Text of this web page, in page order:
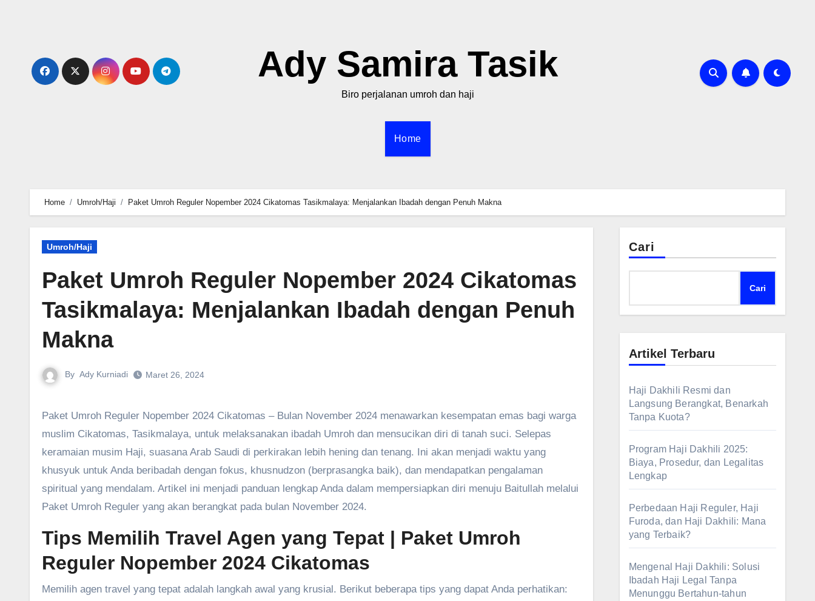
Ady Samira Tasik
Biro perjalanan umroh dan haji
Home
Home Umroh/Haji Paket Umroh Reguler Nopember 2024 Cikatomas Tasikmalaya: Menjalankan Ibadah dengan Penuh Makna
Umroh/Haji
Paket Umroh Reguler Nopember 2024 Cikatomas
Tasikmalaya: Menjalankan Ibadah dengan Penuh
Makna
By Ady Kurniadi Maret 26, 2024
Paket Umroh Reguler Nopember 2024 Cikatomas – Bulan November 2024 menawarkan kesempatan emas bagi warga
muslim Cikatomas, Tasikmalaya, untuk melaksanakan ibadah Umroh dan mensucikan diri di tanah suci. Selepas
keramaian musim Haji, suasana Arab Saudi di perkirakan lebih hening dan tenang. Ini akan menjadi waktu yang
khusyuk untuk Anda beribadah dengan fokus, khusnudzon (berprasangka baik), dan mendapatkan pengalaman
spiritual yang mendalam. Artikel ini menjadi panduan lengkap Anda dalam mempersiapkan diri menuju Baitullah melalui
Paket Umroh Reguler yang akan berangkat pada bulan November 2024.
Tips Memilih Travel Agen yang Tepat | Paket Umroh
Reguler Nopember 2024 Cikatomas
Memilih agen travel yang tepat adalah langkah awal yang krusial. Berikut beberapa tips yang dapat Anda perhatikan:
Cari
Cari
Artikel Terbaru
Haji Dakhili Resmi dan
Langsung Berangkat, Benarkah
Tanpa Kuota?
Program Haji Dakhili 2025:
Biaya, Prosedur, dan Legalitas
Lengkap
Perbedaan Haji Reguler, Haji
Furoda, dan Haji Dakhili: Mana
yang Terbaik?
Mengenal Haji Dakhili: Solusi
Ibadah Haji Legal Tanpa
Menunggu Bertahun-tahun